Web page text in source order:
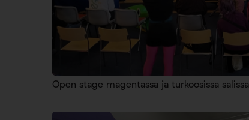
Open stage magentassa ja turkoosissa salissa